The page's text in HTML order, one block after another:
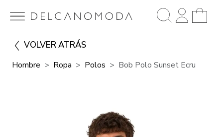
VOLVER ATRÁS
Hombre Ropa Polos Bob Polo Sunset Ecru